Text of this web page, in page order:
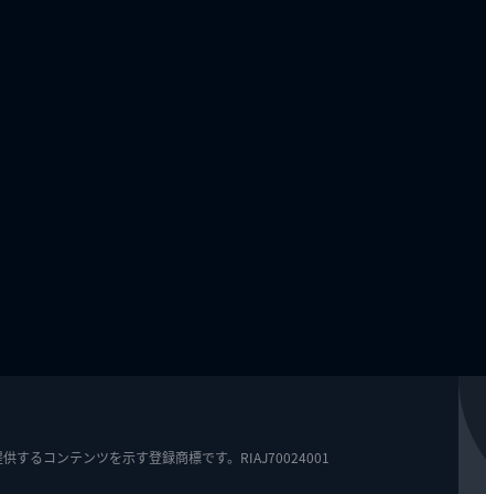
するコンテンツを示す登録商標です。RIAJ70024001